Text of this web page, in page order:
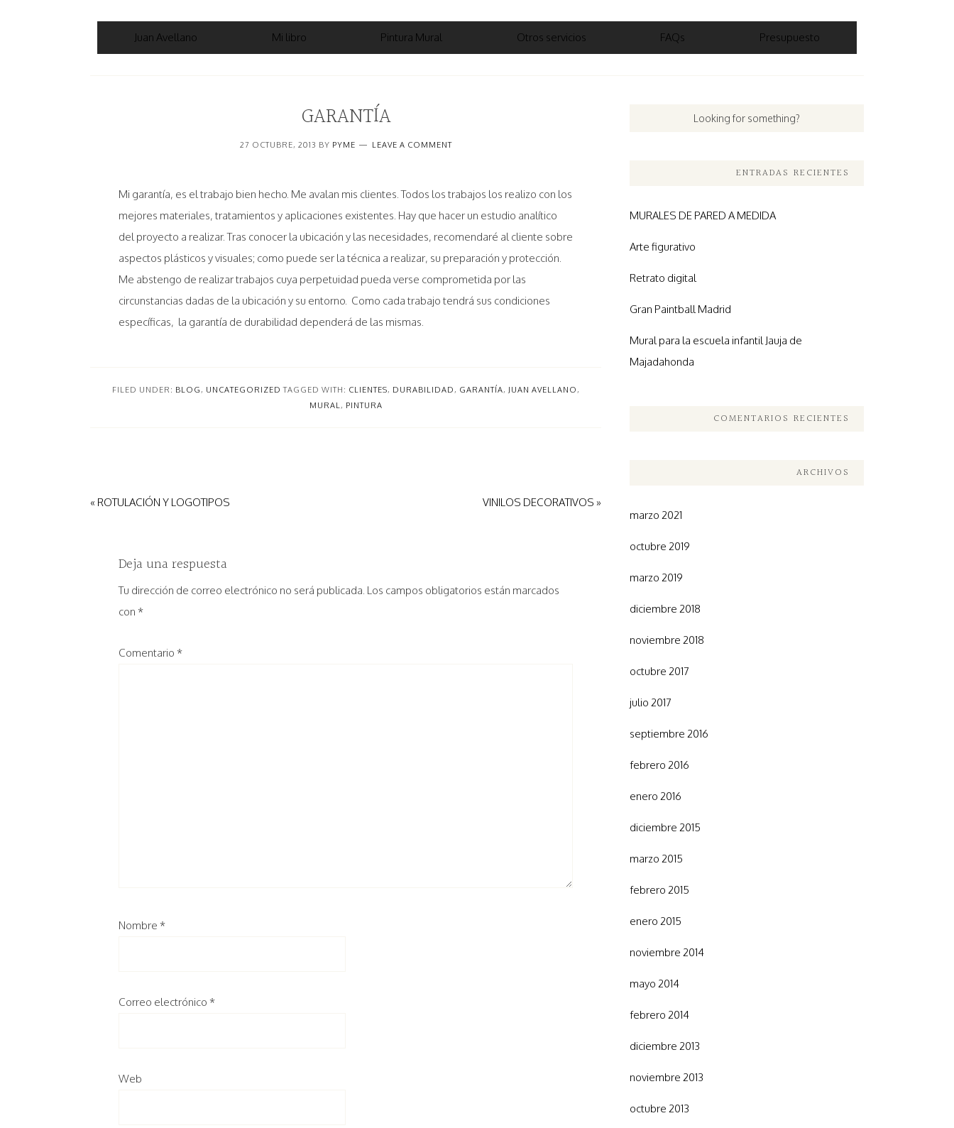
Juan Avellano Mi libro Pintura Mural Otros servicios FAQs Presupuesto
GARANTÍA
27 OCTUBRE, 2013 BY PYME LEAVE A COMMENT
Mi garantía, es el trabajo bien hecho. Me avalan mis clientes. Todos los trabajos los realizo con los
mejores materiales, tratamientos y aplicaciones existentes. Hay que hacer un estudio analítico
del proyecto a realizar. Tras conocer la ubicación y las necesidades, recomendaré al cliente sobre
aspectos plásticos y visuales; como puede ser la técnica a realizar, su preparación y protección.
Me abstengo de realizar trabajos cuya perpetuidad pueda verse comprometida por las
circunstancias dadas de la ubicación y su entorno. Como cada trabajo tendrá sus condiciones
específicas, la garantía de durabilidad dependerá de las mismas.
FILED UNDER: BLOG , UNCATEGORIZED TAGGED WITH: CLIENTES, DURABILIDAD , GARANTÍA, JUAN AVELLANO ,
MURAL, PINTURA
« ROTULACIÓN Y LOGOTIPOS VINILOS DECORATIVOS »
Deja una respuesta
Tu dirección de correo electrónico no será publicada. Los campos obligatorios están marcados
con *
Comentario *
Nombre *
Correo electrónico *
Web
ENTRADAS RECIENTES
MURALES DE PARED A MEDIDA
Arte figurativo
Retrato digital
Gran Paintball Madrid
Mural para la escuela infantil Jauja de
Majadahonda
COMENTARIOS RECIENTES
ARCHIVOS
marzo 2021
octubre 2019
marzo 2019
diciembre 2018
noviembre 2018
octubre 2017
julio 2017
septiembre 2016
febrero 2016
enero 2016
diciembre 2015
marzo 2015
febrero 2015
enero 2015
noviembre 2014
mayo 2014
febrero 2014
diciembre 2013
noviembre 2013
octubre 2013